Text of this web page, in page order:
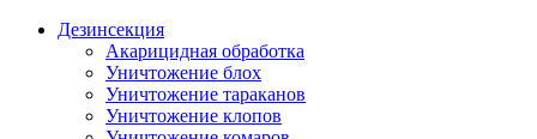
Дезинсекция
Акарицидная обработка
Уничтожение блох
Уничтожение тараканов
Уничтожение клопов